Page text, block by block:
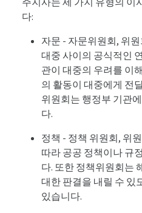
다:
자문 - 자문위원회, 위
대중 사이의 공식적인
관이 대중의 우려를 이
의 활동이 대중에게 전
위원회는 행정부 기관
다.
정책 - 정책 위원회, 위
따라 공공 정책이나 규
다. 또한 정책위원회는
대한 판결을 내릴 수 있
있습니다.